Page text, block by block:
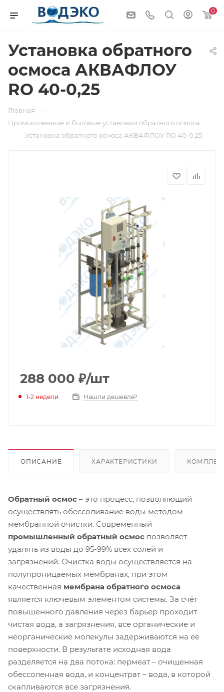
0
Установка обратного
осмоса АКВАФЛОУ
RO 40-0,25
Главная —
Промышленные и бытовые установки обратного осмоса
— Установка обратного осмоса АКВАФЛОУ RO 40-0,25
288 000 ₽/шт
1-2 недели Нашли дешевле?
ОПИСАНИЕ ХАРАКТЕРИСТИКИ
Обратный осмос – это процесс, позволяющий
осуществлять обессоливание воды методом
мембранной очистки. Современный
промышленный обратный осмос позволяет
удалять из воды до 95-99% всех солей и
загрязнений. Очистка воды осуществляется на
полупроницаемых мембранах, при этом
качественная мембрана обратного осмоса
является ключевым элементом системы. За счёт
повышенного давления через барьер проходит
чистая вода, а загрязнения, все органические и
неорганические молекулы задерживаются на её
поверхности. В результате исходная вода
разделяется на два потока: пермеат – очищенная
обессоленная вода, и концентрат – вода, в которой
скапливаются все загрязнения.